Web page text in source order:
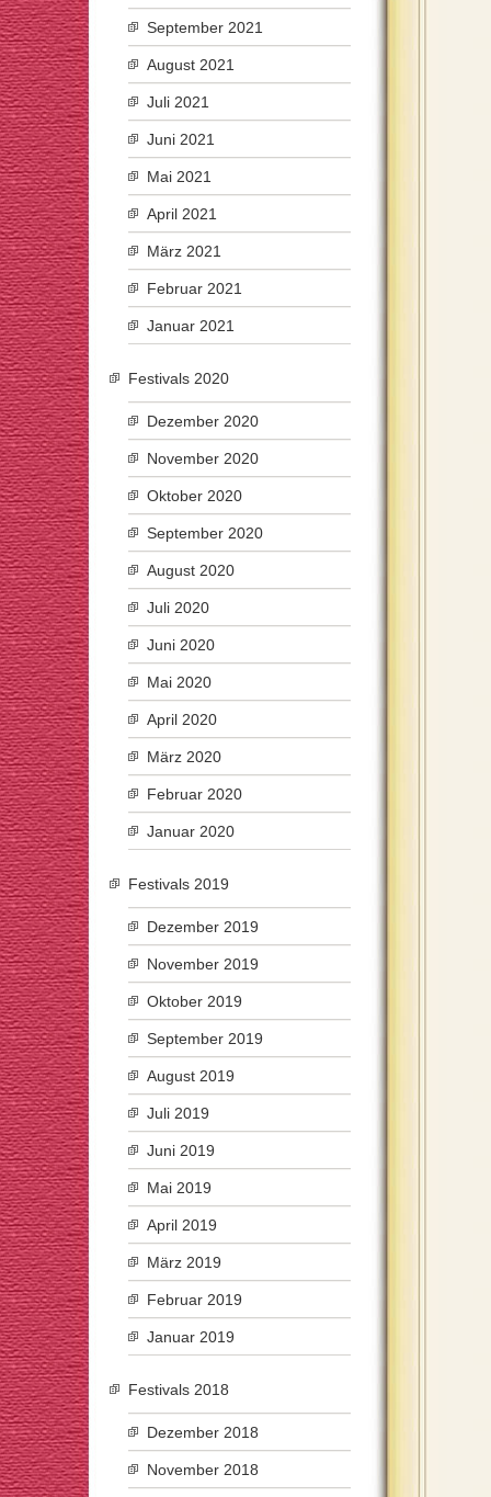
September 2021
August 2021
Juli 2021
Juni 2021
Mai 2021
April 2021
März 2021
Februar 2021
Januar 2021
Festivals 2020
Dezember 2020
November 2020
Oktober 2020
September 2020
August 2020
Juli 2020
Juni 2020
Mai 2020
April 2020
März 2020
Februar 2020
Januar 2020
Festivals 2019
Dezember 2019
November 2019
Oktober 2019
September 2019
August 2019
Juli 2019
Juni 2019
Mai 2019
April 2019
März 2019
Februar 2019
Januar 2019
Festivals 2018
Dezember 2018
November 2018